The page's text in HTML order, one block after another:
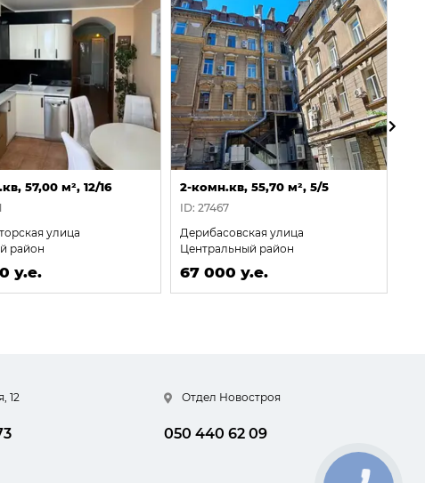
57,00 м², 12/16
улица
район
у.е.
2-комн.кв, 55,70 м², 5/5
ID: 27467
Дерибасовская улица
Центральный район
67 000 у.е.
12 Отдел Новостроя
050 440 62 09